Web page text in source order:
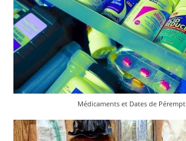
Médicaments et Dates de